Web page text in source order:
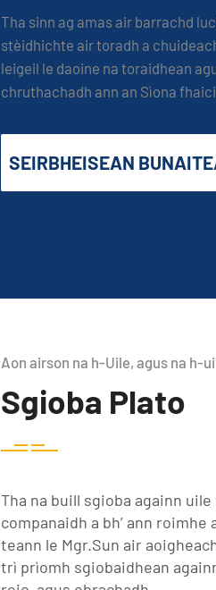
Tha sinn ag amas air barrachd
stèidhichte air toradh a
leigeil le daoine na toraidhean
chruthachadh ann an Sìona
SEIRBHEISEAN
Aon airson na h-Uile, agus na h-
Sgioba Plato
Tha na buill sgioba againn
companaidh a bh’ ann
teann le Mgr.Sun air
trì prìomh sgiobaidhean